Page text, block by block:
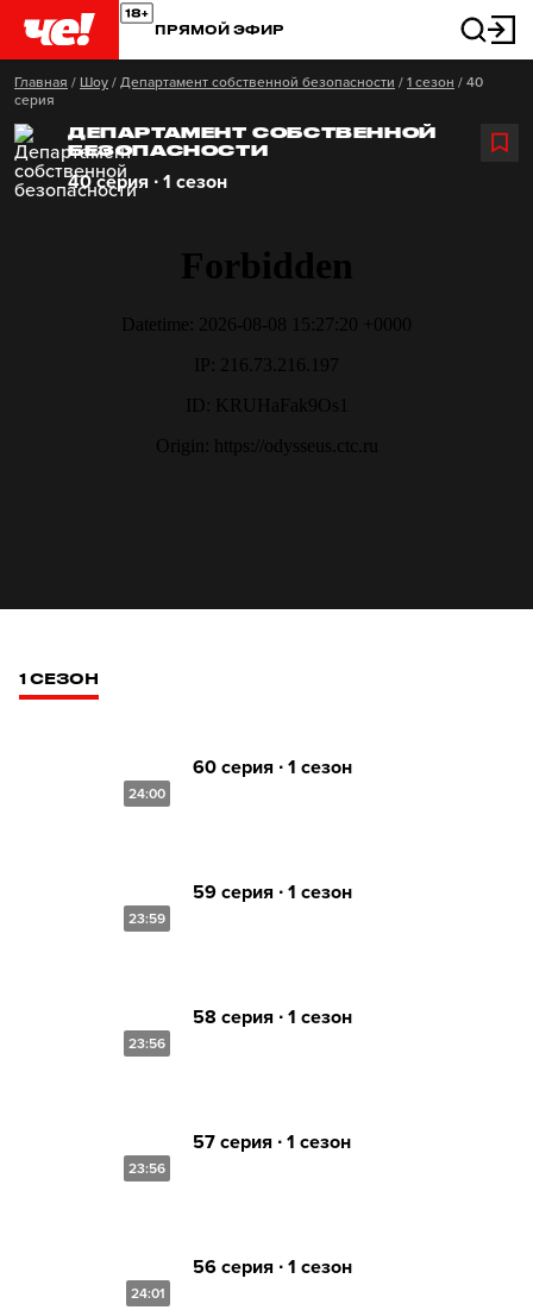
ПРЯМОЙ ЭФИР
Главная / Шоу / Департамент собственной безопасности / 1 сезон / 40
серия
ДЕПАРТАМЕНТ СОБСТВЕННОЙ
БЕЗОПАСНОСТИ
40 серия ∙ 1 сезон
1 СЕЗОН
24:00
60 серия ∙ 1 сезон
23:59
59 серия ∙ 1 сезон
23:56
58 серия ∙ 1 сезон
23:56
57 серия ∙ 1 сезон
24:01
56 серия ∙ 1 сезон